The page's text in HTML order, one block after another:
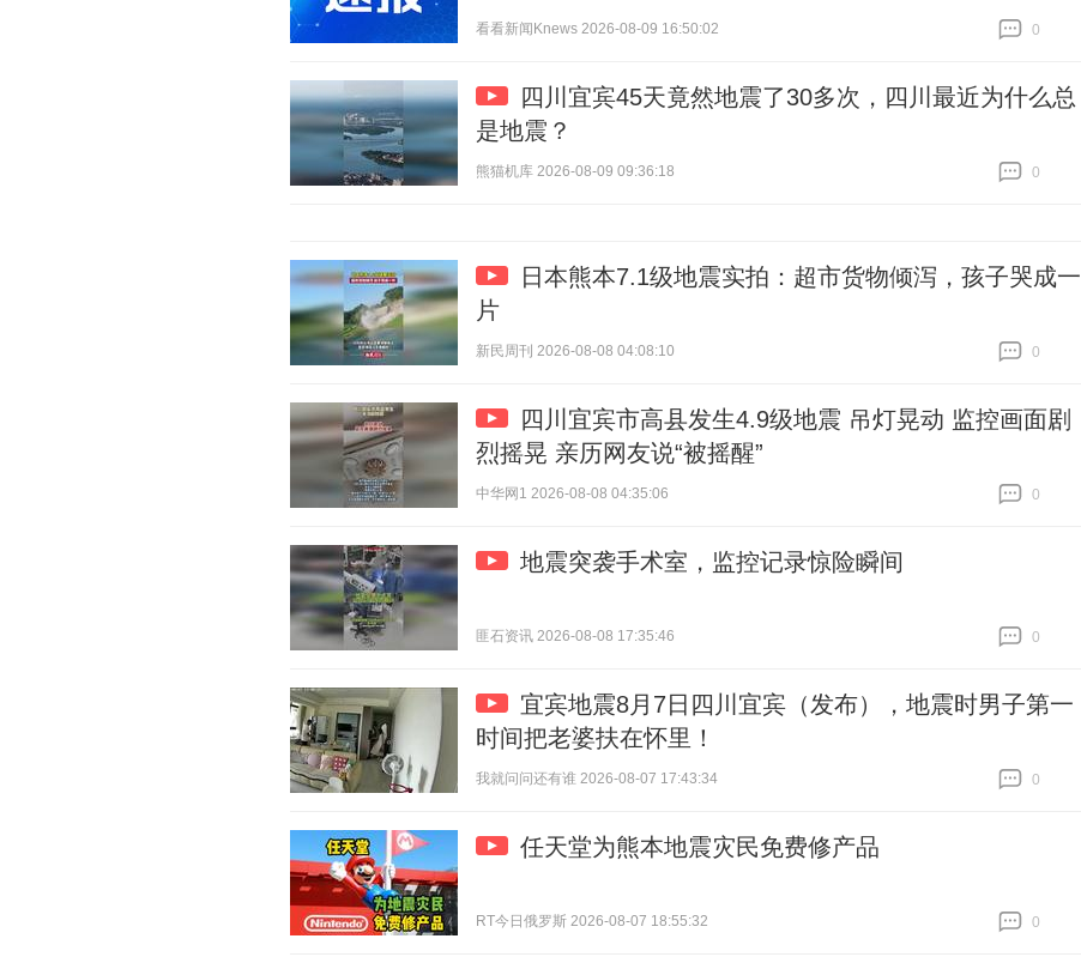
看看新闻Knews 2026-08-09 16:50:02
0
四川宜宾45天竟然地震了30多次，四川最近为什么总
是地震？
熊猫机库 2026-08-09 09:36:18
0
日本熊本7.1级地震实拍：超市货物倾泻，孩子哭成一
片
新民周刊 2026-08-08 04:08:10
0
四川宜宾市高县发生4.9级地震 吊灯晃动 监控画面剧
烈摇晃 亲历网友说“被摇醒”
中华网1 2026-08-08 04:35:06
0
地震突袭手术室，监控记录惊险瞬间
匪石资讯 2026-08-08 17:35:46
0
宜宾地震8月7日四川宜宾（发布），地震时男子第一
时间把老婆扶在怀里！
我就问问还有谁 2026-08-07 17:43:34
0
任天堂为熊本地震灾民免费修产品
RT今日俄罗斯 2026-08-07 18:55:32
0